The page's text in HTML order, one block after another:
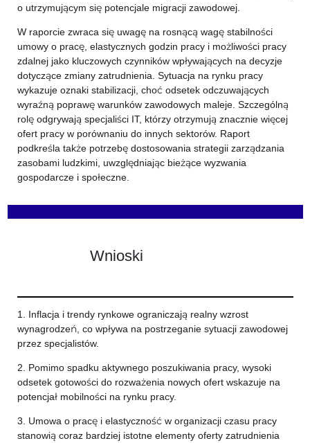
o utrzymującym się potencjale migracji zawodowej.
W raporcie zwraca się uwagę na rosnącą wagę stabilności
umowy o pracę, elastycznych godzin pracy i możliwości pracy
zdalnej jako kluczowych czynników wpływających na decyzje
dotyczące zmiany zatrudnienia. Sytuacja na rynku pracy
wykazuje oznaki stabilizacji, choć odsetek odczuwających
wyraźną poprawę warunków zawodowych maleje. Szczególną
rolę odgrywają specjaliści IT, którzy otrzymują znacznie więcej
ofert pracy w porównaniu do innych sektorów. Raport
podkreśla także potrzebę dostosowania strategii zarządzania
zasobami ludzkimi, uwzględniając bieżące wyzwania
gospodarcze i społeczne.
Wnioski
1. Inflacja i trendy rynkowe ograniczają realny wzrost
wynagrodzeń, co wpływa na postrzeganie sytuacji zawodowej
przez specjalistów.
2. Pomimo spadku aktywnego poszukiwania pracy, wysoki
odsetek gotowości do rozważenia nowych ofert wskazuje na
potencjał mobilności na rynku pracy.
3. Umowa o pracę i elastyczność w organizacji czasu pracy
stanowią coraz bardziej istotne elementy oferty zatrudnienia